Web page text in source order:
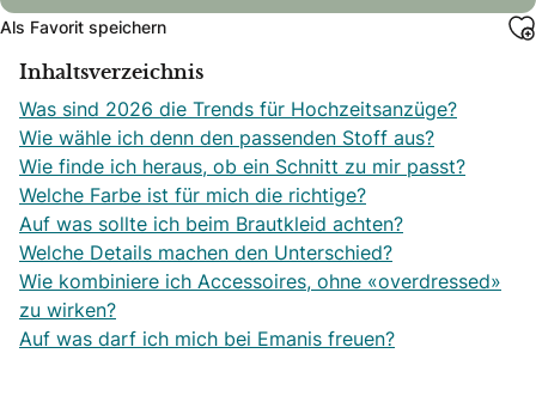
Als Favorit speichern
Inhaltsverzeichnis
Was sind 2026 die Trends für Hochzeitsanzüge?
Wie wähle ich denn den passenden Stoff aus?
Wie finde ich heraus, ob ein Schnitt zu mir passt?
Welche Farbe ist für mich die richtige?
Auf was sollte ich beim Brautkleid achten?
Welche Details machen den Unterschied?
Wie kombiniere ich Accessoires, ohne «overdressed»
zu wirken?
Auf was darf ich mich bei Emanis freuen?